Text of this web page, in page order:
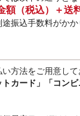
（税込）＋送
振込手数料がかか
方法をご用意して
トカード」「コン